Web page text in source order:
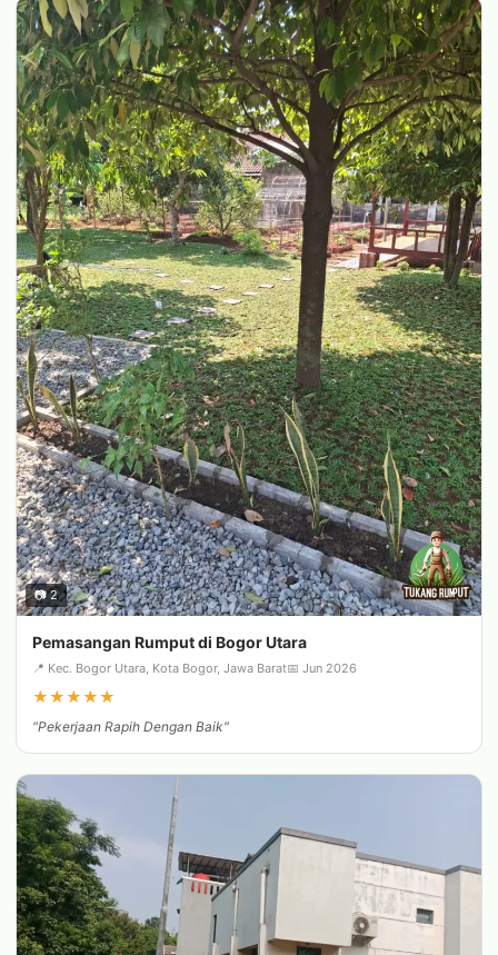
📷 2
Pemasangan Rumput di Bogor Utara
📍 Kec. Bogor Utara, Kota Bogor, Jawa Barat📅 Jun 2026
★★★★★
"Pekerjaan Rapih Dengan Baik"